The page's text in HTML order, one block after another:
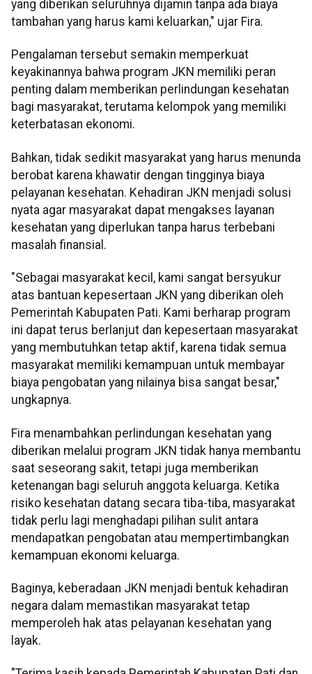
yang diberikan seluruhnya dijamin tanpa ada biaya
tambahan yang harus kami keluarkan," ujar Fira.
Pengalaman tersebut semakin memperkuat
keyakinannya bahwa program JKN memiliki peran
penting dalam memberikan perlindungan kesehatan
bagi masyarakat, terutama kelompok yang memiliki
keterbatasan ekonomi.
Bahkan, tidak sedikit masyarakat yang harus menunda
berobat karena khawatir dengan tingginya biaya
pelayanan kesehatan. Kehadiran JKN menjadi solusi
nyata agar masyarakat dapat mengakses layanan
kesehatan yang diperlukan tanpa harus terbebani
masalah finansial.
"Sebagai masyarakat kecil, kami sangat bersyukur
atas bantuan kepesertaan JKN yang diberikan oleh
Pemerintah Kabupaten Pati. Kami berharap program
ini dapat terus berlanjut dan kepesertaan masyarakat
yang membutuhkan tetap aktif, karena tidak semua
masyarakat memiliki kemampuan untuk membayar
biaya pengobatan yang nilainya bisa sangat besar,"
ungkapnya.
Fira menambahkan perlindungan kesehatan yang
diberikan melalui program JKN tidak hanya membantu
saat seseorang sakit, tetapi juga memberikan
ketenangan bagi seluruh anggota keluarga. Ketika
risiko kesehatan datang secara tiba-tiba, masyarakat
tidak perlu lagi menghadapi pilihan sulit antara
mendapatkan pengobatan atau mempertimbangkan
kemampuan ekonomi keluarga.
Baginya, keberadaan JKN menjadi bentuk kehadiran
negara dalam memastikan masyarakat tetap
memperoleh hak atas pelayanan kesehatan yang
layak.